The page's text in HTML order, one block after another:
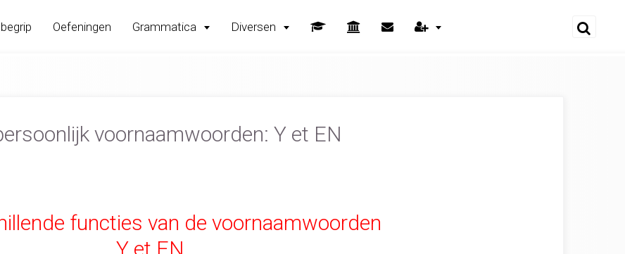
Oefeningen Grammatica Diversen
voornaamwoorden: Y et EN
functies van de voornaamwoorden
Y et EN.